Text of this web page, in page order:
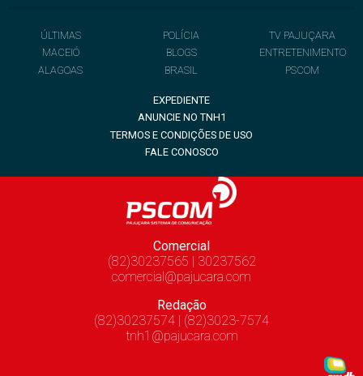
ÚLTIMAS
MACEIÓ
ALAGOAS
POLÍCIA
BLOGS
BRASIL
TV PAJUÇARA
ENTRETENIMENTO
PSCOM
EXPEDIENTE
ANUNCIE NO TNH1
TERMOS E CONDIÇÕES DE USO
FALE CONOSCO
Comercial
(82)30237565 | 30237562
comercial@pajucara.com
Redação
(82)30237574 | (82)3023-7574
tnh1@pajucara.com